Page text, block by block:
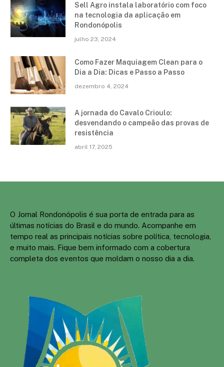
Sell Agro instala laboratório com foco
na tecnologia da aplicação em
Rondonópolis
julho 23, 2024
Como Fazer Maquiagem Clean para o
Dia a Dia: Dicas e Passo a Passo
dezembro 4, 2024
A jornada do Cavalo Crioulo:
desvendando o campeão das provas de
resistência
abril 17, 2025
O Jornal Rondonópolis é sua porta de entrada para as
últimas notícias do Brasil e do mundo. Acompanhe em
tempo real as principais notícias sobre política, tecnologia,
e muito mais. Fique bem informado com a cobertura
completa dos eventos que moldam o nosso dia a dia.